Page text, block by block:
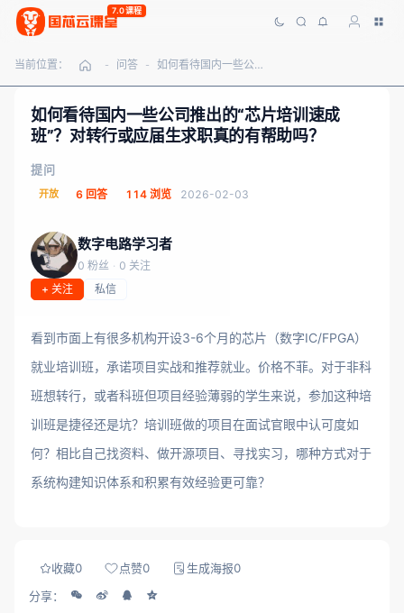
7.0课程
当前位置： - 问答 - 如何看待国内一些公司推出的“芯片培训速成班”？对转行或应届生求职真的有帮助吗？
如何看待国内一些公司推出的“芯片培训速成
班”？对转行或应届生求职真的有帮助吗？
提问
开放 6 回答 114 浏览 2026-02-03
数字电路学习者
0 粉丝 · 0 关注
+ 关注
私信
看到市面上有很多机构开设3-6个月的芯片（数字IC/FPGA）
就业培训班，承诺项目实战和推荐就业。价格不菲。对于非科
班想转行，或者科班但项目经验薄弱的学生来说，参加这种培
训班是捷径还是坑？培训班做的项目在面试官眼中认可度如
何？相比自己找资料、做开源项目、寻找实习，哪种方式对于
系统构建知识体系和积累有效经验更可靠？
收藏0 点赞0 生成海报0
分享：